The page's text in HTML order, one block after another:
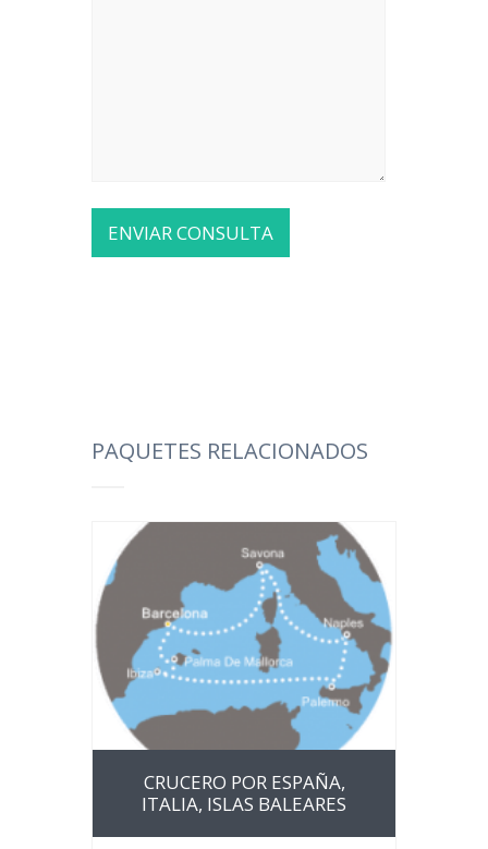
PAQUETES RELACIONADOS
CRUCERO POR ESPAÑA,
ITALIA, ISLAS BALEARES